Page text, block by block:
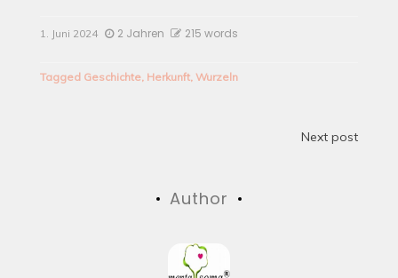
1. Juni 2024 2 Jahren 215 words
Tagged Geschichte, Herkunft, Wurzeln
Next post
Author